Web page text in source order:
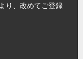
り、改めてご登録